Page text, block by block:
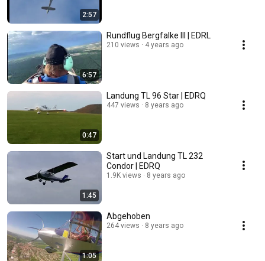
2:57
6:57
Rundflug Bergfalke III | EDRL
210 views 4 years ago
0:47
Landung TL 96 Star | EDRQ
447 views 8 years ago
1:45
Start und Landung TL 232
Condor | EDRQ
1.9K views 8 years ago
1:05
Abgehoben
264 views 8 years ago